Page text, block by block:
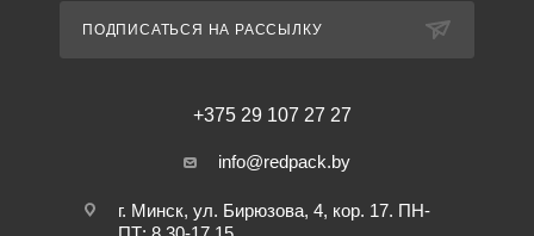
ПОДПИСАТЬСЯ НА РАССЫЛКУ
+375 29 107 27 27
info@redpack.by
г. Минск, ул. Бирюзова, 4, кор. 17. ПН-